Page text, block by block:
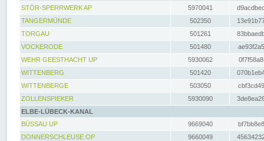
STÖR-SPERRWERK AP 5970041
TANGERMÜNDE
502350
TORGAU
501261
VOCKERODE
501480
WEHR GEESTHACHT UP
5930062
WITTENBERG
501420
WITTENBERGE
503050
ZOLLENSPIEKER
5930090
ELBE-LÜBECK-KANAL
BÜSSAU UP
9669040
DONNERSCHLEUSE OP
9660049